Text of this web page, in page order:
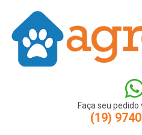
Date().getTime(),event:'gtm.js'});var
'https://
Faça seu
(19)